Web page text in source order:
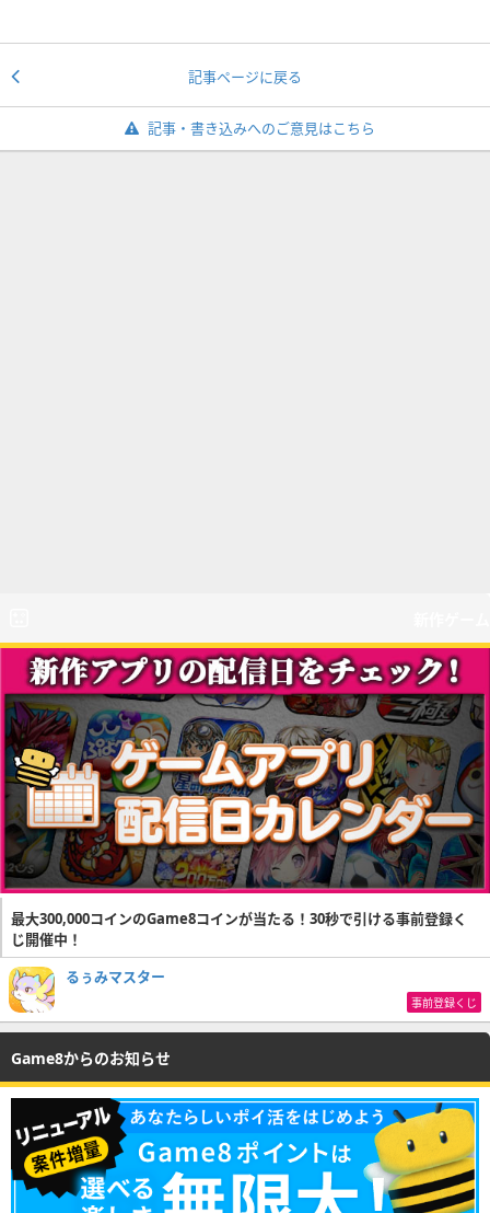
記事ページに戻る
記事・書き込みへのご意見はこちら
最大300,000コインのGame8コインが当たる！30秒で引ける事前登録く
じ開催中！
るぅみマスター
事前登録くじ
Game8からのお知らせ